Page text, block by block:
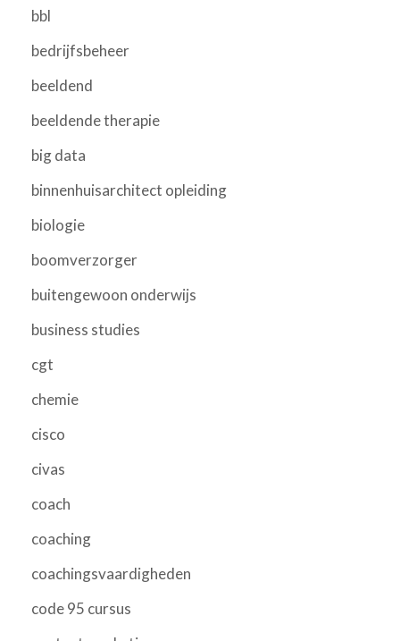
bbl
bedrijfsbeheer
beeldend
beeldende therapie
big data
binnenhuisarchitect opleiding
biologie
boomverzorger
buitengewoon onderwijs
business studies
cgt
chemie
cisco
civas
coach
coaching
coachingsvaardigheden
code 95 cursus